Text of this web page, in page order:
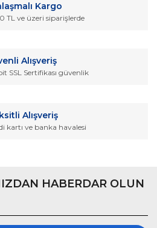
bulunuyor.
Gönder
Kargo
TL ve üzeri siparişlerde
Alışveriş
SSL Sertifikası güvenlik
Alışveriş
kartı ve banka havalesi
HABERDAR OLUN